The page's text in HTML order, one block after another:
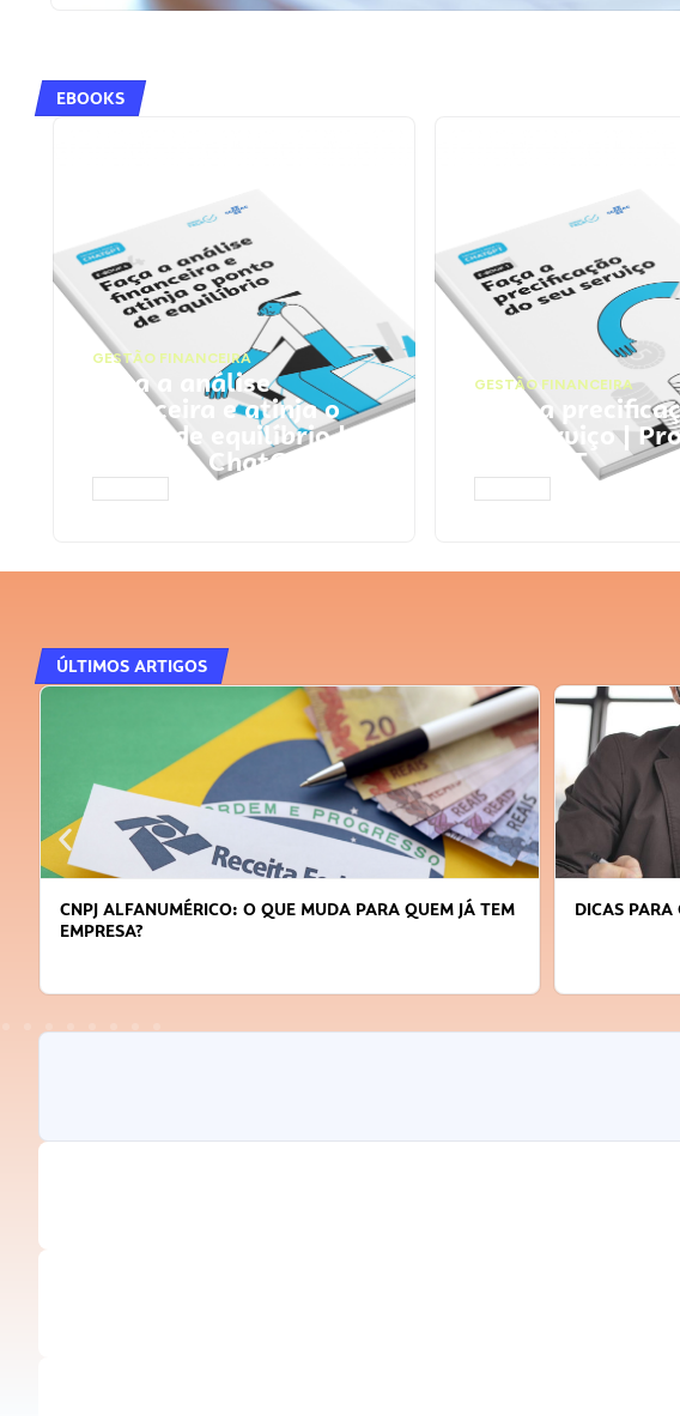
EBOOKS
GESTÃO FINANCEIRA
Faça a análise
financeira e atinja o
ponto de equilíbrio |
Prompts ChatGPT
GESTÃO FINANCEIRA
Faça a
seu serviço |
ChatGPT
ÚLTIMOS ARTIGOS
CNPJ ALFANUMÉRICO: O QUE MUDA PARA QUEM JÁ TEM
EMPRESA?
DICAS PARA